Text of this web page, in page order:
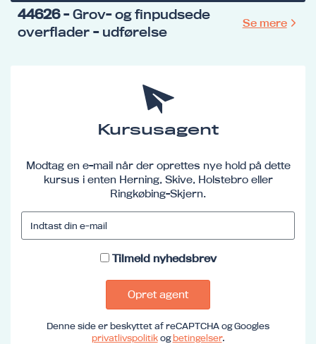
44626- Grov- og finpudsede
overflader - udførelse
Se mere
Kursusagent
Modtag en e-mail når der oprettes nye hold på dette
kursus i enten Herning, Skive, Holstebro eller
Ringkøbing-Skjern.
Tilmeld nyhedsbrev
Opret agent
Denne side er beskyttet af reCAPTCHA og Googles
privatlivspolitikogbetingelser.